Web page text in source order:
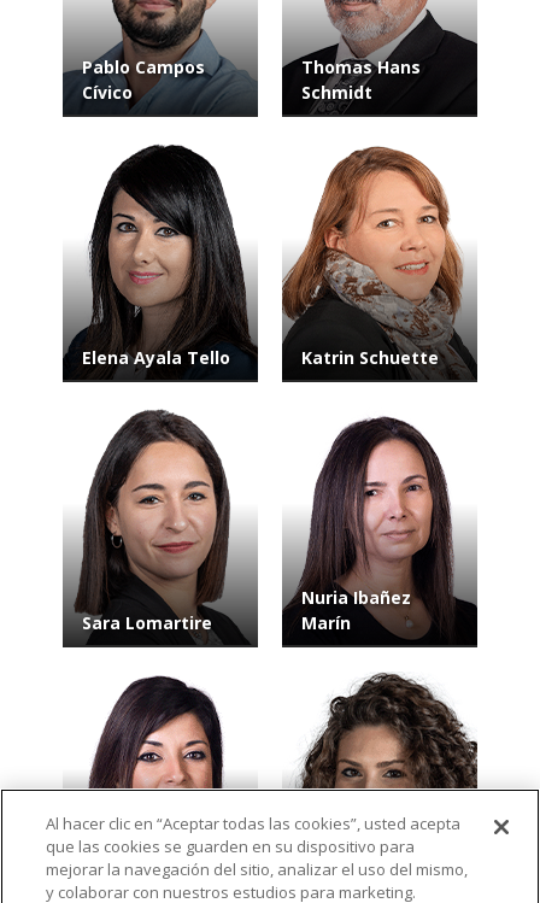
Pablo Campos
Cívico
Thomas Hans
Schmidt
Elena Ayala Tello Katrin Schuette
Sara Lomartire
Nuria Ibañez
Marín
Raquel Galián
Sabater
Elisa Teresa
Munizza
Al hacer clic en “Aceptar todas las cookies”, usted acepta
que las cookies se guarden en su dispositivo para
mejorar la navegación del sitio, analizar el uso del mismo,
y colaborar con nuestros estudios para marketing.